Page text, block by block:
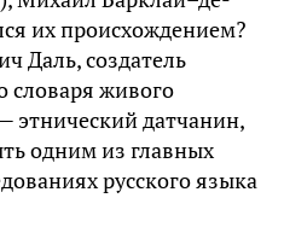
их происхождением?
Даль, создатель
словаря живого
этнический датчанин,
одним из главных
русского языка